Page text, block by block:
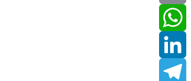
Email
WhatsApp
LinkedIn